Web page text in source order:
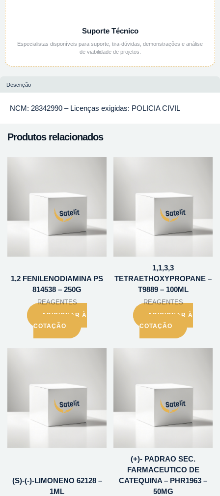
Suporte Técnico
Especialistas disponíveis para suporte, tira-dúvidas, demonstrações e análise
de viabilidade de projetos.
Descrição
NCM: 28342990 – Licenças exigidas: POLICIA CIVIL
Produtos relacionados
1,2 FENILENODIAMINA PS
814538 – 250G
REAGENTES
ADICIONAR À
COTAÇÃO
1,1,3,3
TETRAETHOXYPROPANE –
T9889 – 100ML
REAGENTES
ADICIONAR À
COTAÇÃO
(S)-(-)-LIMONENO 62128 –
1ML
(+)- PADRAO SEC.
FARMACEUTICO DE
CATEQUINA – PHR1963 –
50MG